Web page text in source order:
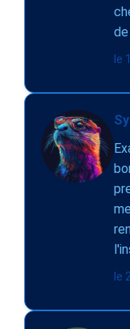
le
le